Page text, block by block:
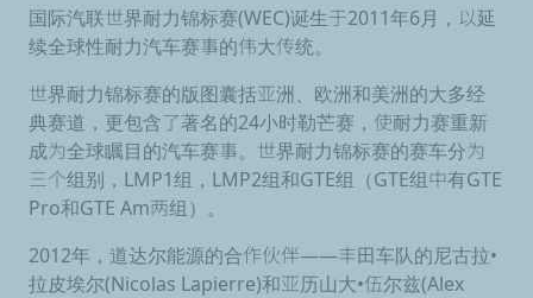
国际汽联世界耐力锦标赛(WEC)诞生于2011年6月，以延
续全球性耐力汽车赛事的伟大传统。
世界耐力锦标赛的版图囊括亚洲、欧洲和美洲的大多经
典赛道，更包含了著名的24小时勒芒赛，使耐力赛重新
成为全球瞩目的汽车赛事。世界耐力锦标赛的赛车分为
三个组别，LMP1组，LMP2组和GTE组（GTE组中有GTE
Pro和GTE Am两组）。
2012年，道达尔能源的合作伙伴——丰田车队的尼古拉•
拉皮埃尔(Nicolas Lapierre)和亚历山大•伍尔兹(Alex